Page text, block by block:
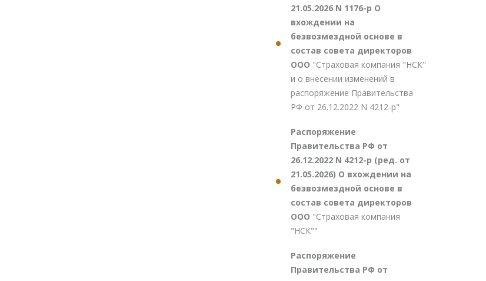
21.05.2026 N 1176-р О
вхождении на
безвозмездной основе в
состав совета директоров
ООО "Страховая компания "НСК"
и о внесении изменений в
распоряжение Правительства
РФ от 26.12.2022 N 4212-р"
Распоряжение
Правительства РФ от
26.12.2022 N 4212-р (ред. от
21.05.2026) О вхождении на
безвозмездной основе в
состав совета директоров
ООО "Страховая компания
"НСК""
Распоряжение
Правительства РФ от